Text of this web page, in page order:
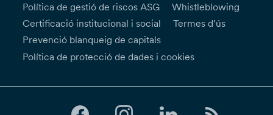
Política de gestió de riscos ASG
Whistleblowing
Certificació institucional i social
Termes d’ús
Prevenció blanqueig de capitals
Política de protecció de dades i cookies